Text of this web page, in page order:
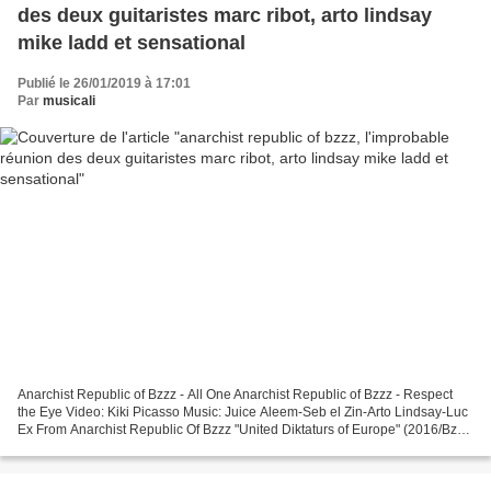
des deux guitaristes marc ribot, arto lindsay
mike ladd et sensational
Publié le 26/01/2019 à 17:01
Par musicali
Anarchist Republic of Bzzz - All One Anarchist Republic of Bzzz - Respect
the Eye Video: Kiki Picasso Music: Juice Aleem-Seb el Zin-Arto Lindsay-Luc
Ex From Anarchist Republic Of Bzzz "United Diktaturs of Europe" (2016/Bzzz